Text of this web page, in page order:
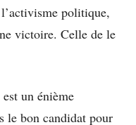
politique,
victoire. Celle de le
un énième
le bon candidat pour